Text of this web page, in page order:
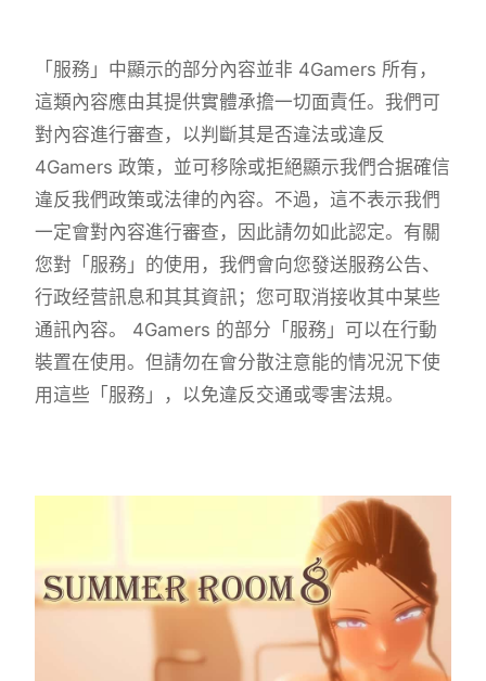
「服務」中顯示的部分內容並非 4Gamers 所有，
這類內容應由其提供實體承擔一切面責任。我們可
對內容進行審查，以判斷其是否違法或違反
4Gamers 政策，並可移除或拒絕顯示我們合据確信
違反我們政策或法律的內容。不過，這不表示我們
一定會對內容進行審查，因此請勿如此認定。有關
您對「服務」的使用，我們會向您發送服務公告、
行政经营訊息和其其資訊；您可取消接收其中某些
通訊內容。 4Gamers 的部分「服務」可以在行動
裝置在使用。但請勿在會分散注意能的情况況下使
用這些「服務」，以免違反交通或零害法規。